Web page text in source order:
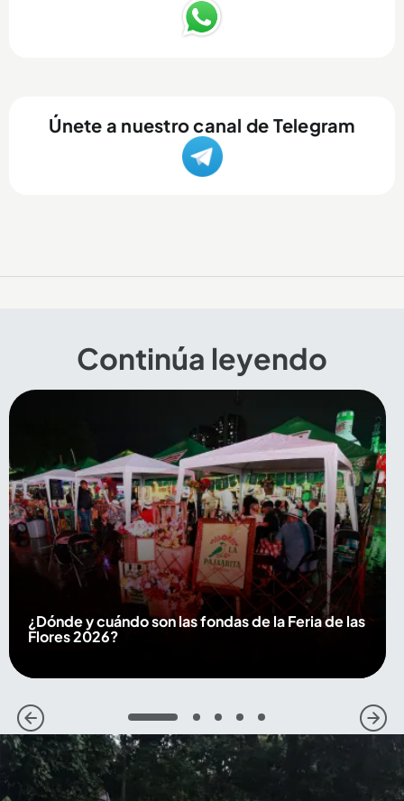
Únete a nuestro canal de Telegram
Continúa leyendo
¿Dónde y cuándo son las fondas de la Feria de las
Flores 2026?
1 2 3 4 5